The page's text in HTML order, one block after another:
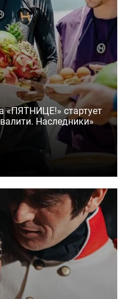
стартует
Наследники»